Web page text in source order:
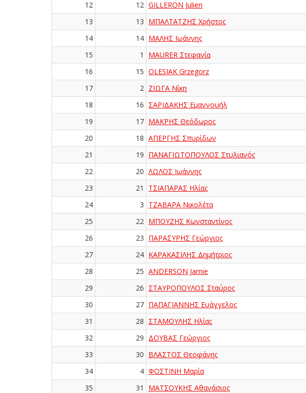
12
12 GILLERON Julien
13
13 ΜΠΑΛΤΑΤΖΗΣ Χρήστος
14
14 ΜΑΛΗΣ Ιωάννης
15
1 MAURER Στεφανία
16
15 OLESIAK Grzegorz
17
2 ΖΙΩΓΑ Νίκη
18
16 ΣΑΡΙΔΑΚΗΣ Εμαννουήλ
19
17 ΜΑΚΡΗΣ Θεόδωρος
20
18 ΑΠΕΡΓΗΣ Σπυρίδων
21
19 ΠΑΝΑΓΙΩΤΟΠΟΥΛΟΣ Στυλιανός
22
20 ΛΩΛΟΣ Ιωάννης
23
21 ΤΣΙΑΠΑΡΑΣ Ηλίας
24
3 ΤΖΑΒΑΡΑ Νικολέτα
25
22 ΜΠΟΥΖΗΣ Κωνσταντίνος
26
23 ΠΑΡΑΣΥΡΗΣ Γεώργιος
27
24 ΚΑΡΑΚΑΣΙΛΗΣ Δημήτριος
28
25 ANDERSON Jamie
29
26 ΣΤΑΥΡΟΠΟΥΛΟΣ Σταύρος
30
27 ΠΑΠΑΓΙΑΝΝΗΣ Ευάγγελος
31
28 ΣΤΑΜΟΥΛΗΣ Ηλίας
32
29 ΔΟΥΒΑΣ Γεώργιος
33
30 ΒΛΑΣΤΟΣ Θεοφάνης
34
4 ΦΟΣΤΙΝΗ Μαρία
35
31 ΜΑΤΣΟΥΚΗΣ Αθανάσιος